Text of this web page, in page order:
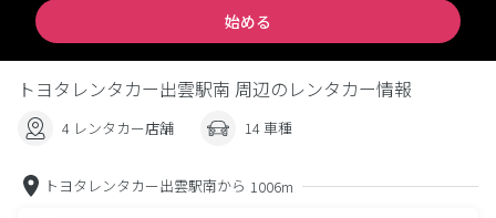
始める
トヨタレンタカー出雲駅南 周辺のレンタカー情報
4 レンタカー店舗 14 車種
トヨタレンタカー出雲駅南から 1006m